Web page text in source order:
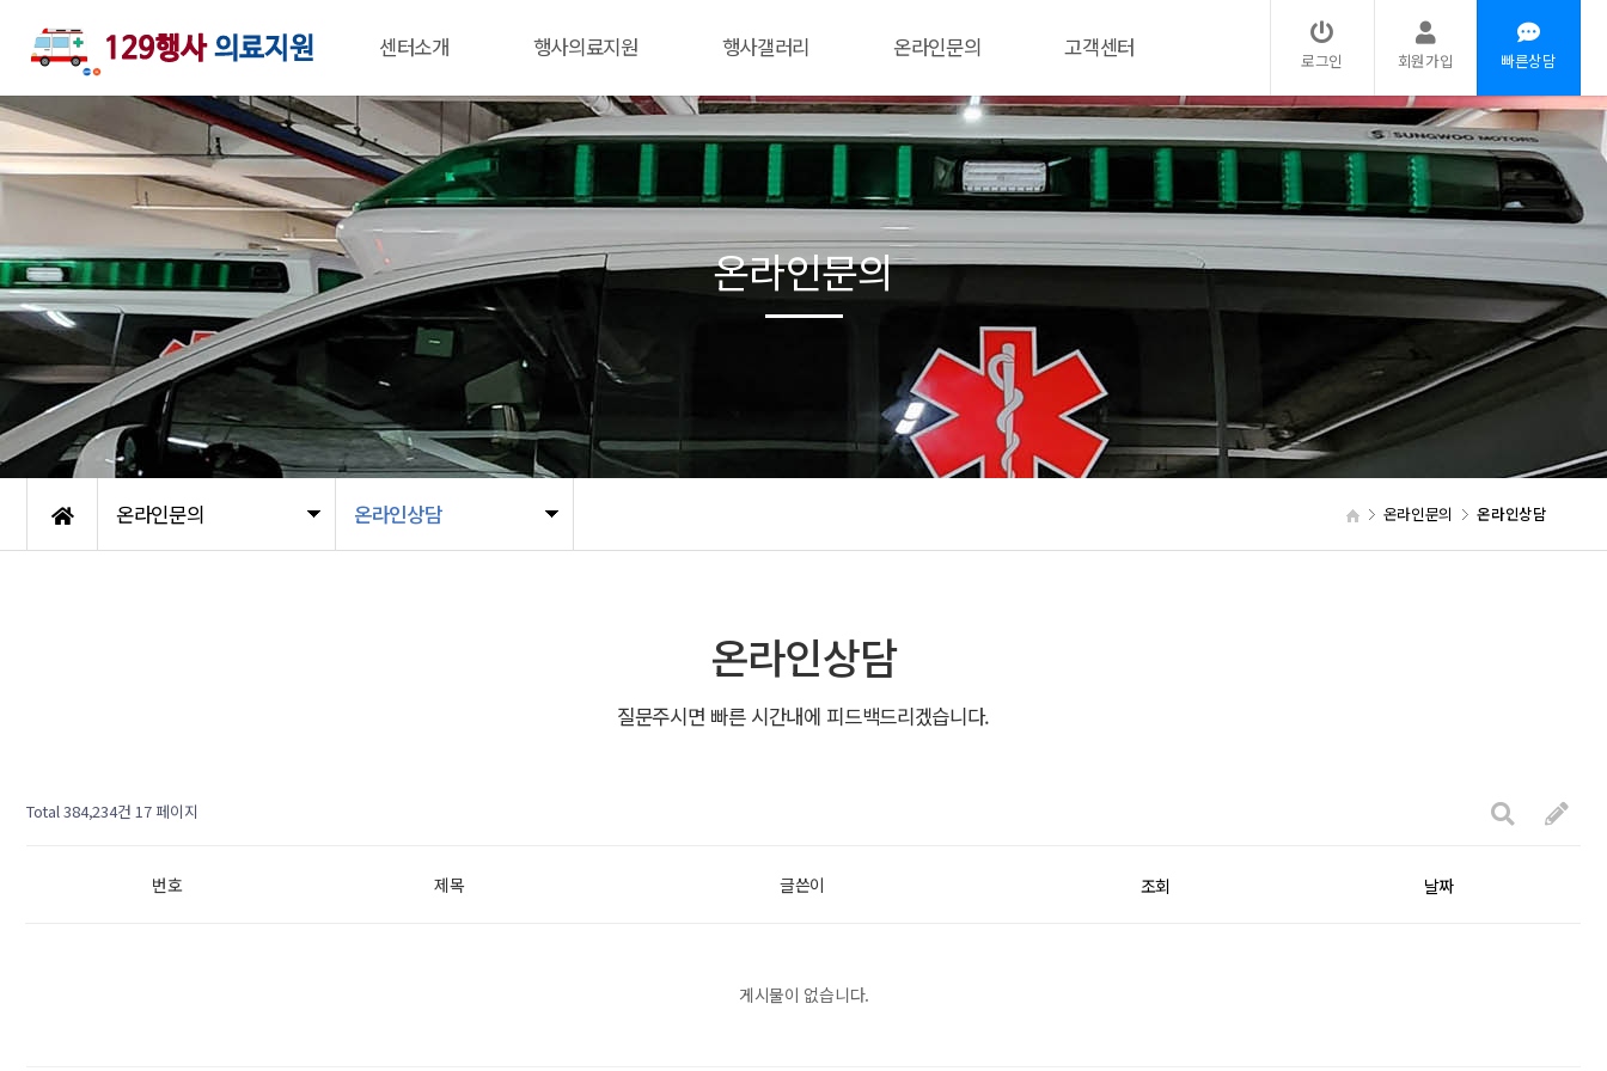
센터소개 행사의료지원 행사갤러리 온라인문의 고객센터 로그인 회원가입 빠른상담
온라인문의 온라인상담 온라인문의 온라인상담
온라인문의
온라인상담
질문주시면 빠른 시간내에 피드백드리겠습니다.
Total 384,234건 17 페이지
번호 제목 글쓴이 조회 날짜
게시물이 없습니다.